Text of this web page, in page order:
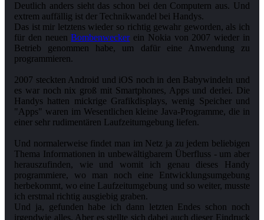
Deutlich anders sieht das schon bei den Computern aus. Und
extrem auffällig ist der Technikwandel bei Handys.
Das ist mir letztens wieder so richtig gewahr geworden, als ich
für den neuenBombenweckerein Nokia von 2007 wieder in
Betrieb genommen habe, um dafür eine Anwendung zu
programmieren.
2007 steckten Android und iOS noch in den Babywindeln und
es war noch nix groß mit Smartphones, Apps und derlei. Die
Handys hatten mickrige Grafikdisplays, wenig Speicher und
"Apps" waren im Wesentlichen kleine Java-Programme, die in
einer sehr rudimentären Laufzeitumgebung liefen.
Und normalerweise findet man im Netz ja zu jedem beliebigen
Thema Informationen in unbewältigbarem Überfluss - um aber
herauszufinden, wie und womit ich genau dieses Handy
programmiere, wo man noch eine Entwicklungsumgebung
herbekommt, wo eine Laufzeitumgebung und so weiter, musste
ich erstmal richtig ausgiebig graben.
Und ja, gefunden habe ich dann letzten Endes schon noch
irgendwie alles. Aber es stellte sich dabei auch dieser Eindruck